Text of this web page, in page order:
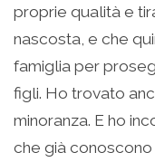
proprie qualità e
nascosta, e che
famiglia per
figli. Ho trovato
minoranza. E ho
che già